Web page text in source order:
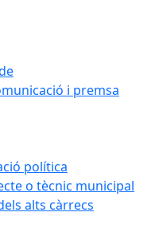
i premsa
política
o tècnic municipal
alts càrrecs